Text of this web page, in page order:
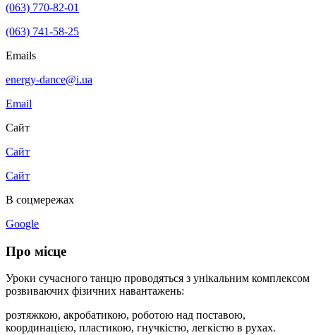
(063) 770-82-01
(063) 741-58-25
Emails
energy-dance@i.ua
Email
Сайт
Сайт
Сайт
В соцмережах
Google
Про місце
Уроки сучасного танцю проводяться з унікальним комплексом
розвиваючих фізичних навантажень:
розтяжкою, акробатикою, роботою над поставою,
координацією, пластикою, гнучкістю, легкістю в рухах.